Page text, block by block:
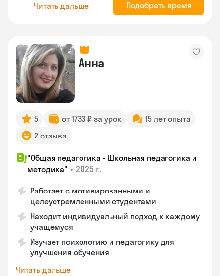
Читать дальше Подобрать время
Анна
5 от 1733 ₽ за урок
15 лет опыта
2 отзыва
"Общая педагогика - Школьная педагогика и
методика" • 2025 г.
Работает с мотивированными и
целеустремленными студентами
Находит индивидуальный подход к каждому
учащемуся
Изучает психологию и педагогику для
улучшения обучения
Читать дальше